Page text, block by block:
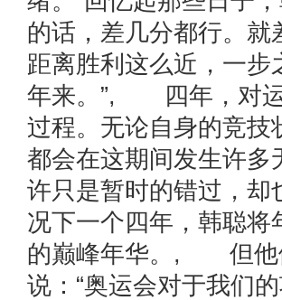
的话，差几分都行。
距离胜利这么近，一
年来。”, 四年，对运
过程。无论自身的竞技
都会在这期间发生许多
许只是暂时的错过，却
况下一个四年，韩聪
的巅峰年华。, 但他
说：“奥运会对于我们